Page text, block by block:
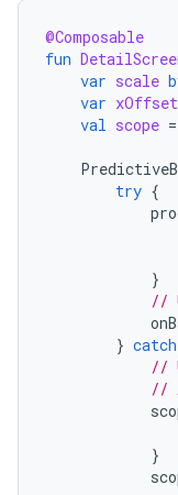
@Composable
fun
var scale
var xOffset
val scope =
try {
}
//
} catch
//
//
}